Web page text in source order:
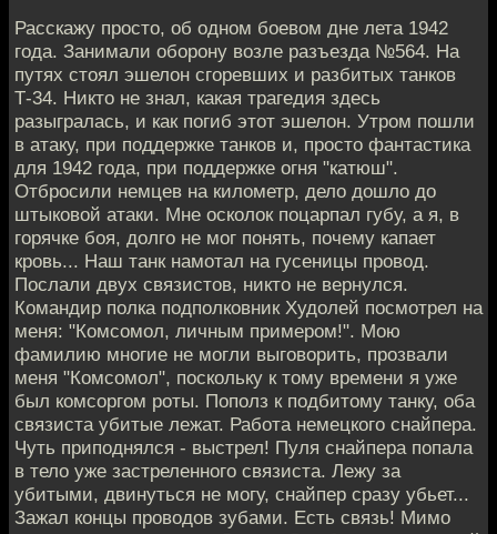
Расскажу просто, об одном боевом дне лета 1942
года. Занимали оборону возле разъезда №564. На
путях стоял эшелон сгоревших и разбитых танков
Т-34. Никто не знал, какая трагедия здесь
разыгралась, и как погиб этот эшелон. Утром пошли
в атаку, при поддержке танков и, просто фантастика
для 1942 года, при поддержке огня "катюш".
Отбросили немцев на километр, дело дошло до
штыковой атаки. Мне осколок поцарпал губу, а я, в
горячке боя, долго не мог понять, почему капает
кровь... Наш танк намотал на гусеницы провод.
Послали двух связистов, никто не вернулся.
Командир полка подполковник Худолей посмотрел на
меня: "Комсомол, личным примером!". Мою
фамилию многие не могли выговорить, прозвали
меня "Комсомол", поскольку к тому времени я уже
был комсоргом роты. Пополз к подбитому танку, оба
связиста убитые лежат. Работа немецкого снайпера.
Чуть приподнялся - выстрел! Пуля снайпера попала
в тело уже застреленного связиста. Лежу за
убитыми, двинуться не могу, снайпер сразу убьет...
Зажал концы проводов зубами. Есть связь! Мимо